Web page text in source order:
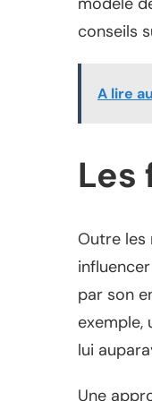
conseils
A lire
Les
Outre les
par son
exemple,
lui
Une